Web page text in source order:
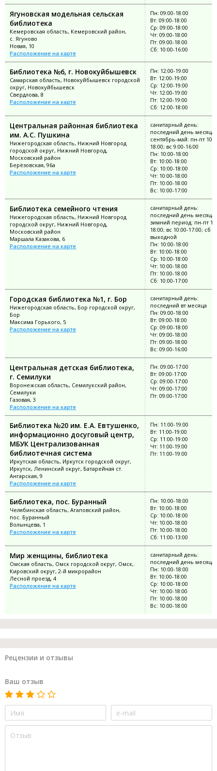
Ягуновская модельная сельская
библиотека
Кемеровская область, Кемеровский район,
с. Ягуново
Новая, 10
Расположение на карте
Пн: 09:00-18:00
Вт: 09:00-18:00
Ср: 09:00-18:00
Чт: 09:00-18:00
Пт: 09:00-18:00
Сб: 10:00-16:00
Библиотека №6, г. Новокуйбышевск
Самарская область, Новокуйбышевск городской
округ, Новокуйбышевск
Свердлова, 8
Расположение на карте
Пн: 12:00-19:00
Вт: 12:00-19:00
Ср: 12:00-19:00
Чт: 12:00-19:00
Пт: 12:00-19:00
Сб: 12:00-18:00
Центральная районная библиотека
им. А.С. Пушкина
Нижегородская область, Нижний Новгород
городской округ, Нижний Новгород,
Московский район
Берёзовская, 96а
Расположение на карте
санитарный день:
последний день месяца;
сентябрь-май: пн-пт
18:00; вс 9:00-16:00
Пн: 10:00-18:00
Вт: 10:00-18:00
Ср: 10:00-18:00
Чт: 10:00-18:00
Пт: 10:00-18:00
Вс: 10:00-17:00
Библиотека семейного чтения
Нижегородская область, Нижний Новгород
городской округ, Нижний Новгород,
Московский район
Маршала Казакова, 6
Расположение на карте
санитарный день:
последний день месяца;
зимний период: пн-пт
18:00; вс 10:00-17:00; сб
выходной
Пн: 10:00-18:00
Вт: 10:00-18:00
Ср: 10:00-18:00
Чт: 10:00-18:00
Пт: 10:00-18:00
Сб: 10:00-17:00
Городская библиотека №1, г. Бор
Нижегородская область, Бор городской округ,
Бор
Максима Горького, 5
Расположение на карте
санитарный день:
последний вт месяца
Пн: 09:00-18:00
Вт: 09:00-18:00
Ср: 09:00-18:00
Чт: 09:00-18:00
Пт: 09:00-18:00
Вс: 09:00-16:00
Центральная детская библиотека,
г. Семилуки
Воронежская область, Семилукский район,
Семилуки
Газовая, 3
Расположение на карте
Пн: 09:00-17:00
Вт: 09:00-17:00
Ср: 09:00-17:00
Чт: 09:00-17:00
Пт: 09:00-17:00
Библиотека №20 им. Е.А. Евтушенко,
информационно досуговый центр,
МБУК Централизованная
библиотечная система
Иркутская область, Иркутск городской округ,
Иркутск, Ленинский округ, Батарейная ст.
Ангарская, 9
Расположение на карте
Пн: 11:00-19:00
Вт: 11:00-19:00
Ср: 11:00-19:00
Чт: 11:00-19:00
Пт: 11:00-19:00
Библиотека, пос. Буранный
Челябинская область, Агаповский район,
пос. Буранный
Волынцева, 1
Расположение на карте
Пн: 10:00-18:00
Вт: 10:00-18:00
Ср: 10:00-18:00
Чт: 10:00-18:00
Пт: 10:00-18:00
Сб: 11:00-13:00
Мир женщины, библиотека
Омская область, Омск городской округ, Омск,
Кировский округ, 2-й микрорайон
Лесной проезд, 4
Расположение на карте
санитарный день:
последний день месяца
Пн: 10:00-18:00
Вт: 10:00-18:00
Ср: 10:00-18:00
Чт: 10:00-18:00
Пт: 10:00-18:00
Вс: 10:00-18:00
Рецензии и отзывы
Ваш отзыв